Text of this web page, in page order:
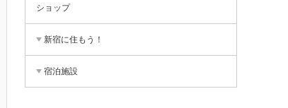
ショップ
新宿に住もう！
宿泊施設